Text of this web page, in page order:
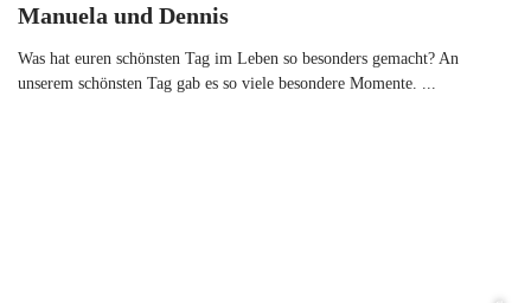
Manuela und Dennis
Was hat euren schönsten Tag im Leben so besonders gemacht? An
unserem schönsten Tag gab es so viele besondere Momente. ...